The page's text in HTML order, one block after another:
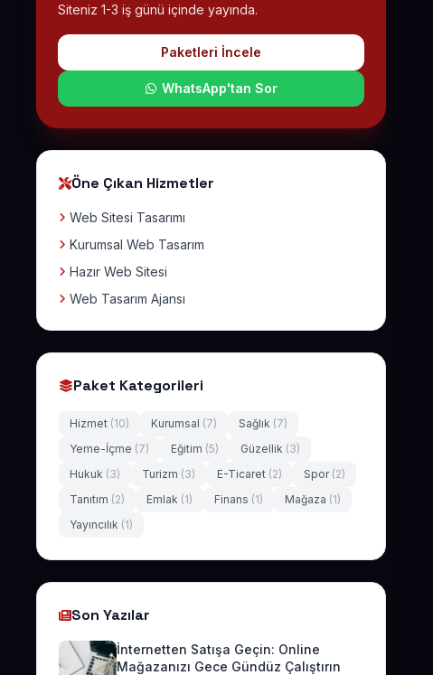
Siteniz 1-3 iş günü içinde yayında.
Paketleri İncele
WhatsApp'tan Sor
Öne Çıkan Hizmetler
Web Sitesi Tasarımı
Kurumsal Web Tasarım
Hazır Web Sitesi
Web Tasarım Ajansı
Paket Kategorileri
Hizmet (10) Kurumsal (7) Sağlık (7)
Yeme-İçme (7) Eğitim (5) Güzellik (3)
Hukuk (3) Turizm (3) E-Ticaret (2) Spor (2)
Tanıtım (2) Emlak (1) Finans (1) Mağaza (1)
Yayıncılık (1)
Son Yazılar
İnternetten Satışa Geçin: Online
Mağazanızı Gece Gündüz Çalıştırın